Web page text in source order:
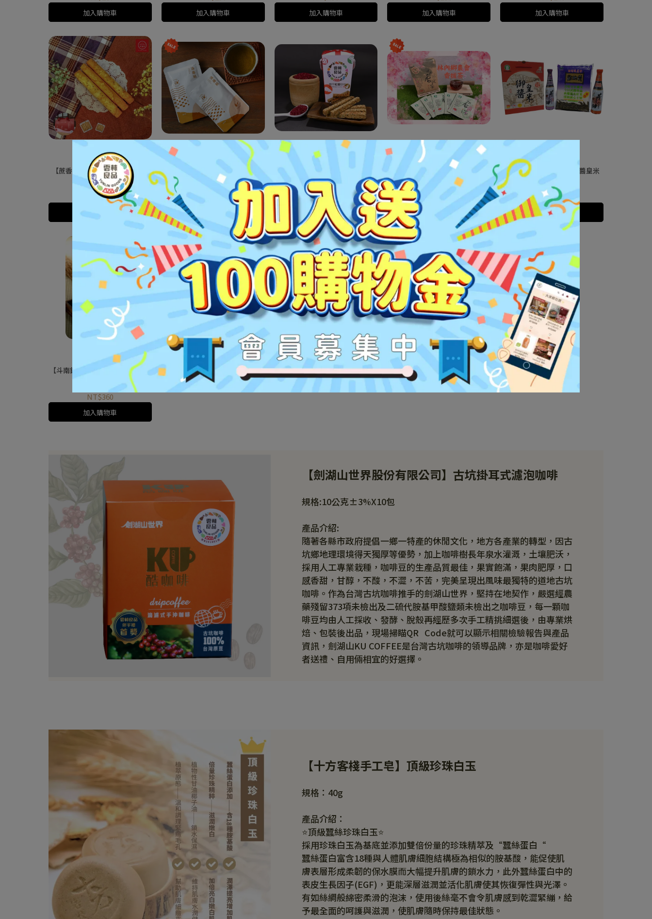
加入購物車 加入購物車 加入購物車 加入購物車 加入購物車
【蔗香甜驛站 蔗香蛋捲】蔗香手
工蛋捲
NT$360
加入購物車
【立瑞】雲嶺鮮雞赤羽滴雞精 常
溫 (60ml/包)
NT$6,950 NT$10,000
加入購物車
【糧莘庇護農場】紅藜餅乾
NT$120
加入購物車
【林內鄉農會】紅透台灣香拔茶
(茶包) 每包5公克+-0.5公克*20包
入/盒
NT$315 NT$350
加入購物車
【雲林縣西螺鎮農會】御醬皇米
NT$480
加入購物車
【斗南鎮農會】CAS斗南町越光米
NT$360
加入購物車
【劍湖山世界股份有限公司】古坑掛耳式濾泡咖啡
規格:10公克±3%X10包
產品介紹:
隨著各縣市政府提倡一鄉一特產的休閒文化，地方各產業的轉型，因古
坑鄉地理環境得天獨厚等優勢，加上咖啡樹長年泉水灌溉，土壤肥沃，
採用人工專業栽種，咖啡豆的生產品質最佳，果實飽滿，果肉肥厚，口
感香甜，甘醇，不酸，不澀，不苦，完美呈現出風味最獨特的道地古坑
咖啡。作為台灣古坑咖啡推手的劍湖山世界，堅持在地契作，嚴選經農
藥殘留373項未檢出及二硫代胺基甲酸鹽類未檢出之咖啡豆，每一顆咖
啡豆均由人工採收、發酵、脫殼再經歷多次手工精挑細選後，由專業烘
焙、包裝後出品，現場掃瞄QR   Code就可以顯示相關檢驗報告與產品
資訊，劍湖山KU COFFEE是台灣古坑咖啡的領導品牌，亦是咖啡愛好
者送禮、自用倆相宜的好選擇。
【十方客棧手工皂】頂級珍珠白玉
規格：40g
產品介紹：
⭐️頂級蠶絲珍珠白玉⭐️
採用珍珠白玉為基底並添加雙倍份量的珍珠精萃及“蠶絲蛋白“
蠶絲蛋白富含18種與人體肌膚細胞結構極為相似的胺基酸，能促使肌
膚表層形成柔韌的保水膜而大幅提升肌膚的鎖水力，此外蠶絲蛋白中的
表皮生長因子(EGF)，更能深層滋潤並活化肌膚使其恢復彈性與光澤。
有如絲綢般綿密柔滑的泡沫，使用後絲毫不會令肌膚感到乾澀緊繃，給
予最全面的呵護與滋潤，使肌膚隨時保持最佳狀態。